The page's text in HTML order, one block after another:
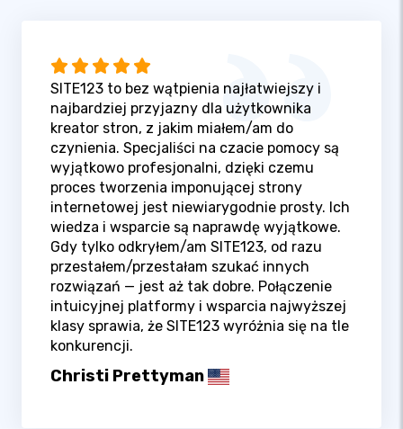
SITE123 to bez wątpienia najłatwiejszy i
najbardziej przyjazny dla użytkownika
kreator stron, z jakim miałem/am do
czynienia. Specjaliści na czacie pomocy są
wyjątkowo profesjonalni, dzięki czemu
proces tworzenia imponującej strony
internetowej jest niewiarygodnie prosty. Ich
wiedza i wsparcie są naprawdę wyjątkowe.
Gdy tylko odkryłem/am SITE123, od razu
przestałem/przestałam szukać innych
rozwiązań — jest aż tak dobre. Połączenie
intuicyjnej platformy i wsparcia najwyższej
klasy sprawia, że SITE123 wyróżnia się na tle
konkurencji.
Christi Prettyman